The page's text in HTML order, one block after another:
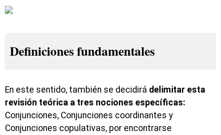
Definiciones fundamentales
En este sentido, también se decidirá delimitar esta
revisión teórica a tres nociones específicas:
Conjunciones, Conjunciones coordinantes y
Conjunciones copulativas, por encontrarse